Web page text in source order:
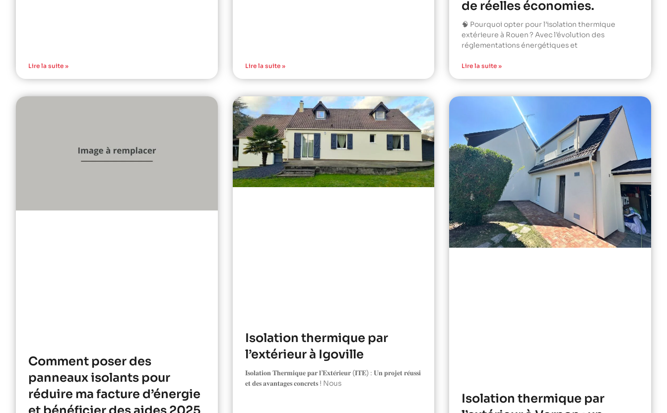
Lire la suite » Lire la suite »
de réelles économies.
🧠 Pourquoi opter pour l’isolation thermique
extérieure à Rouen ? Avec l’évolution des
réglementations énergétiques et
Lire la suite »
Comment poser des
panneaux isolants pour
réduire ma facture d’énergie
Isolation thermique par
l’extérieur à Igoville
𝐈𝐬𝐨𝐥𝐚𝐭𝐢𝐨𝐧 𝐓𝐡𝐞𝐫𝐦𝐢𝐪𝐮𝐞 𝐩𝐚𝐫 𝐥’𝐄𝐱𝐭𝐞́𝐫𝐢𝐞𝐮𝐫 (𝐈𝐓𝐄) : 𝐔𝐧 𝐩𝐫𝐨𝐣𝐞𝐭 𝐫𝐞́𝐮𝐬𝐬𝐢
𝐞𝐭 𝐝𝐞𝐬 𝐚𝐯𝐚𝐧𝐭𝐚𝐠𝐞𝐬 𝐜𝐨𝐧𝐜𝐫𝐞𝐭𝐬 ! Nous
Isolation thermique par